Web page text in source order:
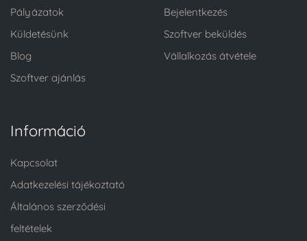
Pályázatok
Küldetésünk
Blog
Szoftver ajánlás
Bejelentkezés
Szoftver beküldés
Vállalkozás átvétele
Információ
Kapcsolat
Adatkezelési tájékoztató
Általános szerződési
feltételek